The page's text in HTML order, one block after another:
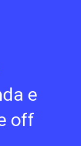
e
off